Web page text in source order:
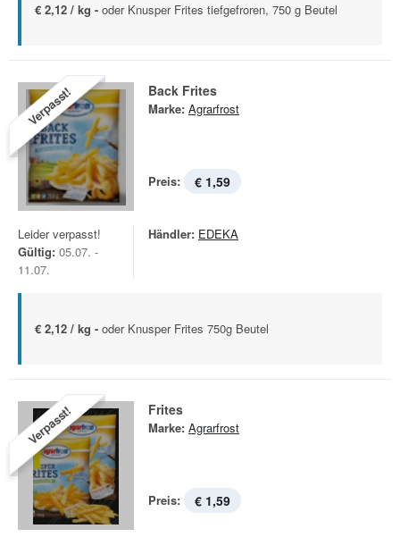
€ 2,12 / kg - oder Knusper Frites tiefgefroren, 750 g Beutel
Verpasst! Back Frites
Marke: Agrarfrost
Preis: € 1,59
Leider verpasst!
Gültig: 05.07. -
11.07.
Händler: EDEKA
€ 2,12 / kg - oder Knusper Frites 750g Beutel
Verpasst! Frites
Marke: Agrarfrost
Preis: € 1,59